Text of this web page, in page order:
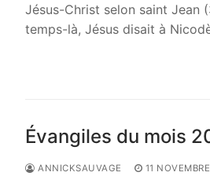
Jésus-Christ selon saint Jean
temps-là, Jésus disait à
Évangiles du mois
ANNICKSAUVAGE 11